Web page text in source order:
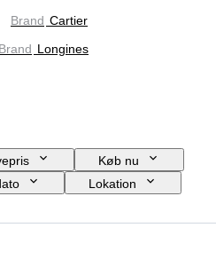
Brand Cartier
Brand Longines
Køb nu
Lokation